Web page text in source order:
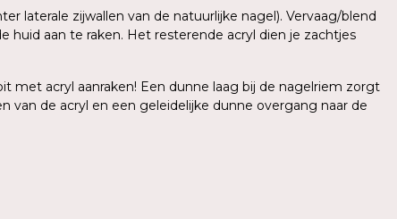
laterale zijwallen van de natuurlijke nagel). Vervaag/blend
aan te raken. Het resterende acryl dien je zachtjes
met acryl aanraken! Een dunne laag bij de nagelriem zorgt
de acryl en een geleidelijke dunne overgang naar de